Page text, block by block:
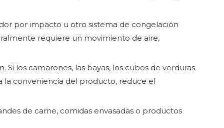
por impacto u otro sistema de congelación
requiere un movimiento de aire,
los camarones, las bayas, los cubos de verduras
la conveniencia del producto, reduce el
de carne, comidas envasadas o productos